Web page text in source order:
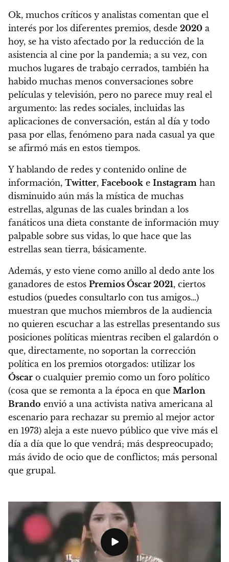
Ok, muchos críticos y analistas comentan que el
interés por los diferentes premios, desde 2020 a
hoy, se ha visto afectado por la reducción de la
asistencia al cine por la pandemia; a su vez, con
muchos lugares de trabajo cerrados, también ha
habido muchas menos conversaciones sobre
películas y televisión, pero no parece muy real el
argumento: las redes sociales, incluidas las
aplicaciones de conversación, están al día y todo
pasa por ellas, fenómeno para nada casual ya que
se afirmó más en estos tiempos.
Y hablando de redes y contenido online de
información, Twitter, Facebook e Instagram han
disminuido aún más la mística de muchas
estrellas, algunas de las cuales brindan a los
fanáticos una dieta constante de información muy
palpable sobre sus vidas, lo que hace que las
estrellas sean tierra, básicamente.
Además, y esto viene como anillo al dedo ante los
ganadores de estos Premios Óscar 2021, ciertos
estudios (puedes consultarlo con tus amigos…)
muestran que muchos miembros de la audiencia
no quieren escuchar a las estrellas presentando sus
posiciones políticas mientras reciben el galardón o
que, directamente, no soportan la corrección
política en los premios otorgados: utilizar los
Óscar o cualquier premio como un foro político
(cosa que se remonta a la época en que Marlon
Brando envió a una activista nativa americana al
escenario para rechazar su premio al mejor actor
en 1973) aleja a este nuevo público que vive más el
día a día que lo que vendrá; más despreocupado;
más ávido de ocio que de conflictos; más personal
que grupal.